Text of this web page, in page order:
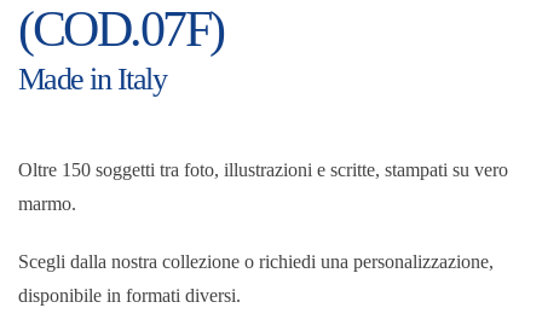
(COD.07F)
Made in Italy
Oltre 150 soggetti tra foto, illustrazioni e scritte, stampati su vero
marmo.
Scegli dalla nostra collezione o richiedi una personalizzazione,
disponibile in formati diversi.